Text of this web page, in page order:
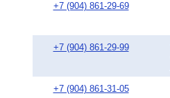
+7 (904) 861-29-69
+7 (904) 861-29-99
+7 (904) 861-31-05